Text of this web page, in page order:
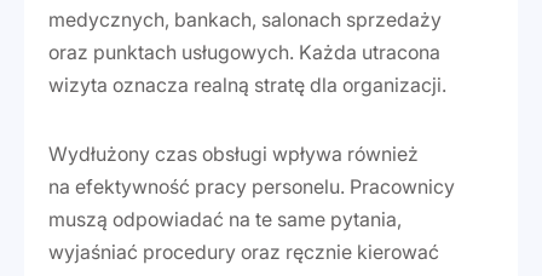
medycznych, bankach, salonach sprzedaży
oraz punktach usługowych. Każda utracona
wizyta oznacza realną stratę dla organizacji.
Wydłużony czas obsługi wpływa również
na efektywność pracy personelu. Pracownicy
muszą odpowiadać na te same pytania,
wyjaśniać procedury oraz ręcznie kierować